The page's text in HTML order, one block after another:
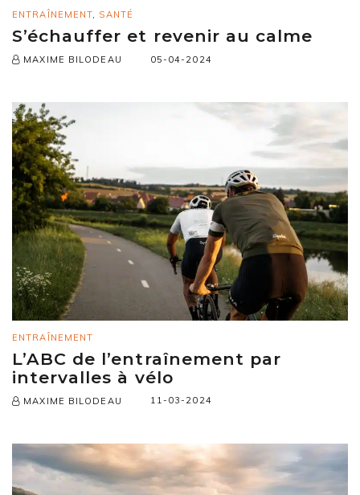
ENTRAÎNEMENT, SANTÉ
S’échauffer et revenir au calme
MAXIME BILODEAU 05-04-2024
ENTRAÎNEMENT
L’ABC de l’entraînement par
intervalles à vélo
MAXIME BILODEAU 11-03-2024